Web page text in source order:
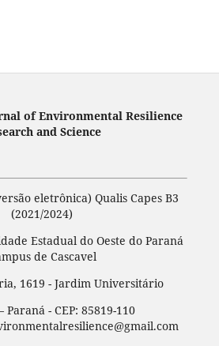
of Environmental Resilience
and Science
eletrônica) Qualis Capes B3
(2021/2024)
Estadual do Oeste do Paraná
de Cascavel
1619 - Jardim Universitário
Paraná - CEP: 85819-110